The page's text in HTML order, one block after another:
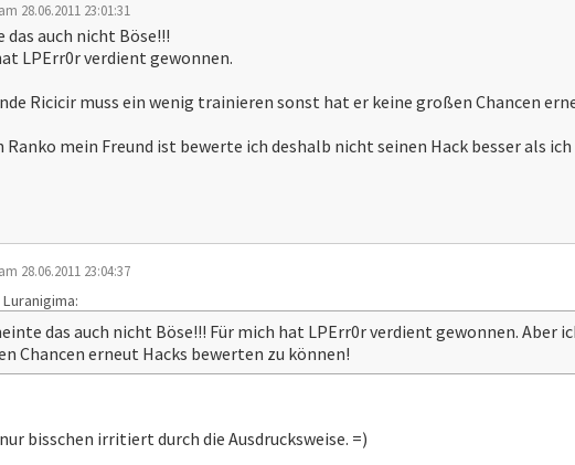
28.06.2011 23:01:31
das auch nicht Böse!!!
LPErr0r verdient gewonnen.
Ricicir muss ein wenig trainieren sonst hat er keine großen Chancen
Ranko mein Freund ist bewerte ich deshalb nicht seinen Hack besser als
28.06.2011 23:04:37
das auch nicht Böse!!! Für mich hat LPErr0r verdient gewonnen. Aber
Chancen erneut Hacks bewerten zu können!
bisschen irritiert durch die Ausdrucksweise. =)